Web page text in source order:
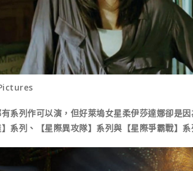
系列作可以演，但好萊塢女星柔伊莎達娜卻是
系列、【星際異攻隊】系列與【星際爭霸戰】系